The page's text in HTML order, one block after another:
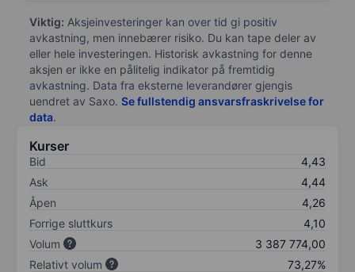
Viktig: Aksjeinvesteringer kan over tid gi positiv
avkastning, men innebærer risiko. Du kan tape deler av
eller hele investeringen. Historisk avkastning for denne
aksjen er ikke en pålitelig indikator på fremtidig
avkastning. Data fra eksterne leverandører gjengis
uendret av Saxo. Se fullstendig ansvarsfraskrivelse for
data.
Kurser
Bid
4,43
Ask
4,44
Åpen
4,26
Forrige sluttkurs
4,10
Volum
3 387 774,00
Relativt volum
73,27%